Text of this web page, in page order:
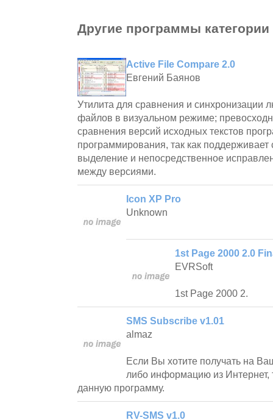
Другие программы категории
Active File Compare 2.0
Евгений Баянов
Утилита для сравнения и синхронизации
файлов в визуальном режиме;
сравнения версий исходных текстов
программирования, так как поддерживает
выделение и непосредственное
между версиями.
Icon XP Pro
Unknown
1st Page 2000 2.0
EVRSoft
1st Page 2000 2.
SMS Subscribe v1.01
almaz
Если Вы хотите получать на
либо информацию из Интернет,
данную программу.
RV-SMS v1.0